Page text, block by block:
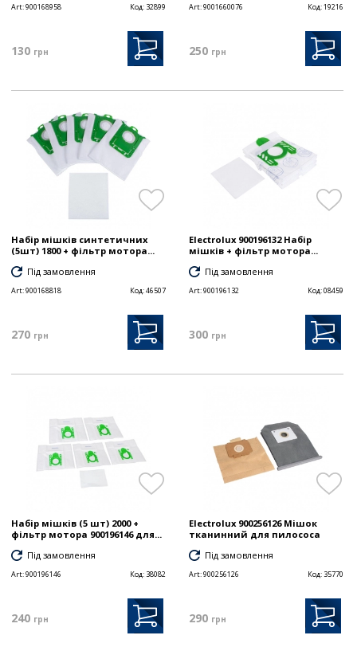
Art:900168958 Код: 32899
130 грн
Art:9001660076 Код:19216
250 грн
Набір мішків синтетичних
(5шт) 1800 + фільтр мотора...
Під замовлення
Art:900168818 Код:46507
270 грн
Electrolux 900196132 Набір
мішків + фільтр мотора...
Під замовлення
Art:900196132 Код:08459
300 грн
Набір мішків (5 шт) 2000 +
фільтр мотора 900196146 для...
Під замовлення
Art:900196146 Код: 38082
240 грн
Electrolux 900256126 Мішок
тканинний для пилососа
Під замовлення
Art:900256126 Код: 35770
290 грн